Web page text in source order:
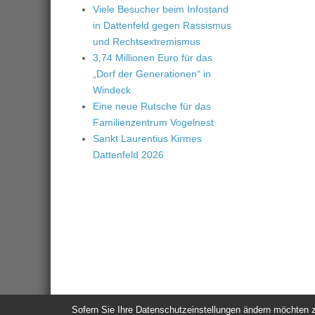
Viele Besucher beim Infostand
in Dattenfeld gegen Rassismus
und Rechtsextremismus
3,74 Millionen Euro für das
„Dorf der Generationen“ in
Windeck
Eine neue Rutsche für das
Familienzentrum Vogelnest
Sankt Laurentius Kirmes
Dattenfeld 2026
Sofern Sie Ihre Datenschutzeinstellungen ändern